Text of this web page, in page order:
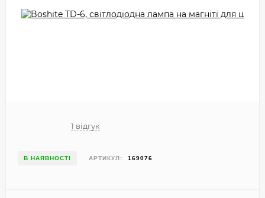
1 відгук
В НАЯВНОСТІ АРТИКУЛ: 169076